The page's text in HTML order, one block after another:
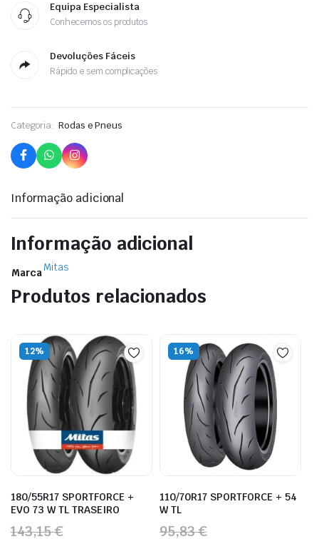
Equipa Especialista
Conhecemos os produtos
Devoluções Fáceis
Rápido e sem complicações
Categoria: Rodas e Pneus
Informação adicional
Informação adicional
MarcaMitas
Produtos relacionados
12%
180/55R17 SPORTFORCE +
EVO 73 W TL TRASEIRO
143,15 €
16%
110/70R17 SPORTFORCE + 54
W TL
95,83 €